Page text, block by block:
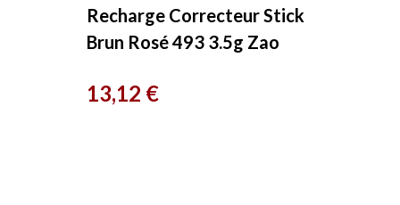
Recharge Correcteur Stick
Brun Rosé 493 3.5g Zao
Prix
13,12 €